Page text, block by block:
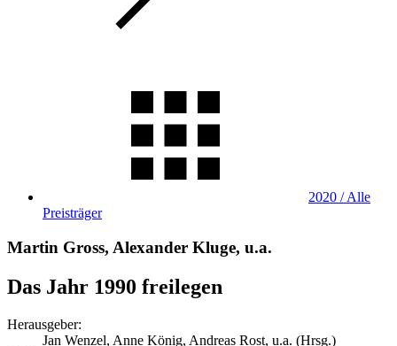
2020 / Alle
Preisträger
Martin Gross, Alexander Kluge, u.a.
Das Jahr 1990 freilegen
Herausgeber:
Jan Wenzel, Anne König, Andreas Rost, u.a. (Hrsg.)